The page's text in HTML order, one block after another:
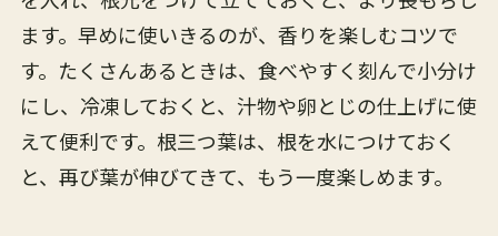
ます。早めに使いきるのが、香りを楽しむコツで
す。たくさんあるときは、食べやすく刻んで小分け
にし、冷凍しておくと、汁物や卵とじの仕上げに使
えて便利です。根三つ葉は、根を水につけておく
と、再び葉が伸びてきて、もう一度楽しめます。